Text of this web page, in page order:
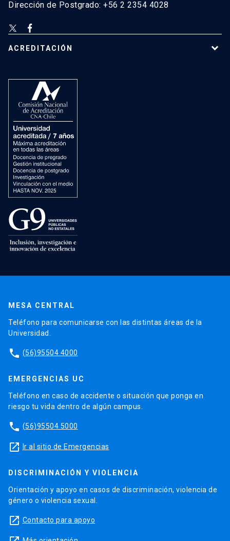
Dirección de Postgrado: +56 2 2354 4028
ACREDITACIÓN
MESA CENTRAL
Teléfono para comunicarse con las distintas áreas de la
Universidad.
phone (56)95504 4000
EMERGENCIAS UC
Teléfono en caso de accidente o situación que ponga en
riesgo tu vida dentro de algún campus.
phone (56)95504 5000
launch Ir al sitio de Emergencias
DISCRIMINACIÓN Y VIOLENCIA
Orientación y apoyo en casos de discriminación, violencia de
género o violencia sexual.
launch Contacto para apoyo